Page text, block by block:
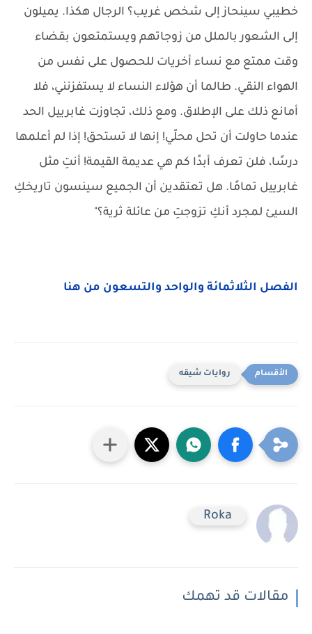
خطيبي سينحاز إلى شخص غريب؟ الرجال هكذا. يميلون
إلى الشعور بالملل من زوجاتهم ويستمتعون بقضاء
وقت ممتع مع نساء أخريات للحصول على نفس من
الهواء النقي. طالما أن هؤلاء النساء لا يستفزنني، فلا
أمانع ذلك على الإطلاق. ومع ذلك، تجاوزت غابرييل الحد
عندما حاولت أن تحل محلّي! إنها لا تستحق! إذا لم أعلمها
درسًا، فلن تعرف أبدًا كم هي عديمة القيمة! أنتِ مثل
غابرييل تمامًا. هل تعتقدين أن الجميع سينسون تاريخكِ
السيئ لمجرد أنكِ تزوجتِ من عائلة ثرية؟"
الفصل الثلاثمائة والواحد والتسعون من هنا
روايات شيقه
Roka
مقالات قد تهمك